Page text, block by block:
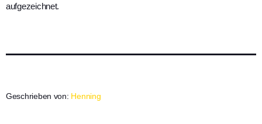
aufgezeichnet.
Geschrieben von: Henning